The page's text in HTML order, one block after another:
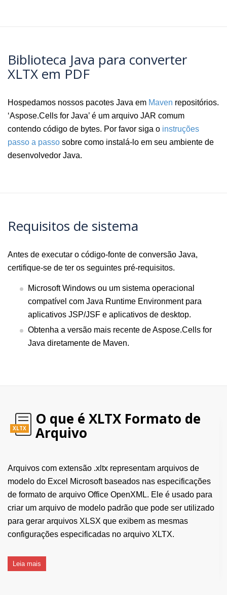
Biblioteca Java para converter
XLTX em PDF
Hospedamos nossos pacotes Java em Maven repositórios.
‘Aspose.Cells for Java’ é um arquivo JAR comum
contendo código de bytes. Por favor siga o instruções
passo a passo sobre como instalá-lo em seu ambiente de
desenvolvedor Java.
Requisitos de sistema
Antes de executar o código-fonte de conversão Java,
certifique-se de ter os seguintes pré-requisitos.
Microsoft Windows ou um sistema operacional
compatível com Java Runtime Environment para
aplicativos JSP/JSF e aplicativos de desktop.
Obtenha a versão mais recente de Aspose.Cells for
Java diretamente de Maven.
XLTX
O que é XLTX Formato de
Arquivo
Arquivos com extensão .xltx representam arquivos de
modelo do Excel Microsoft baseados nas especificações
de formato de arquivo Office OpenXML. Ele é usado para
criar um arquivo de modelo padrão que pode ser utilizado
para gerar arquivos XLSX que exibem as mesmas
configurações especificadas no arquivo XLTX.
Leia mais